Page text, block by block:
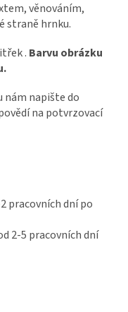
věnováním,
straně hrnku.
. Barvu obrázku
nám napište do
na potvrzovací
pracovních dní po
2-5 pracovních dní